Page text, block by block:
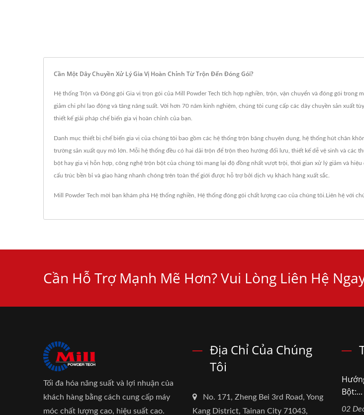
Cần Một Dây Chuyền Xử Lý Gia Vị Hoàn Chỉnh Từ Trộn Đến Đóng Gói?
Hệ thống Trộn và Đóng gói Gia vị trọn gói của Mill Powder Tech tích hợp nghiền, trộn, vận chuyển và đóng gói
giảm chi phí lao động và tăng năng suất. Với hơn 70 năm kinh nghiệm, chúng tôi cung cấp các dây chuyền sản xuất
thiết kế giải pháp chế biến gia vị hoàn chỉnh của bạn.
Danh mục thiết bị chế biến gia vị của chúng tôi bao gồm các hệ thống trộn băng chuyên dụng, hệ thống hút chân
trường sản xuất quy mô lớn. Mỗi hệ thống đều có hai dải trộn để trộn theo hướng đối lưu, thiết kế dễ vệ sinh và
bột hay gia vị hỗn hợp, công nghệ trộn bột của chúng tôi mang lại độ đồng nhất vượt trội, thời gian xử lý giảm và
cấu trúc bền bỉ và giao hàng nhanh chóng trên toàn thế giới được hỗ trợ bởi dịch vụ khách hàng xuất sắc.
Mill Powder Tech mời bạn khám phá Hệ thống nghiền Hệ thống đóng gói chất lượng cao của chúng tôi. Liên hệ với
Cần Hỗ Trợ Mạnh Mẽ Hơn? Vui Lòng Liên Hệ
Tối đa hóa năng suất và lợi nhuận của
khách hàng bằng cách cung cấp máy
móc chất lượng cao, hiệu suất cao.
Địa Chỉ Của Chúng
Tôi
No. 171, Zheng Bei 3rd Road, Yong
Kang District, Tainan City 71043,
Bột:...
02